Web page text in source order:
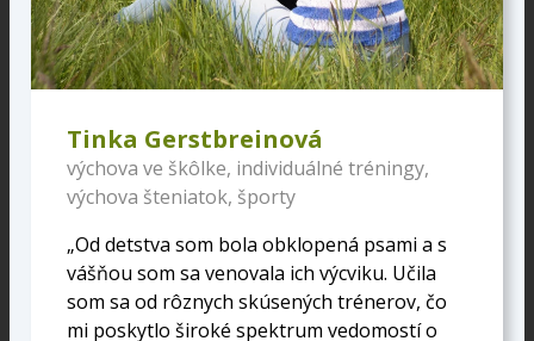
Tinka Gerstbreinová
výchova ve škôlke, individuálné tréningy,
výchova šteniatok, športy
„Od detstva som bola obklopená psami a s
vášňou som sa venovala ich výcviku. Učila
som sa od rôznych skúsených trénerov, čo
mi poskytlo široké spektrum vedomostí o